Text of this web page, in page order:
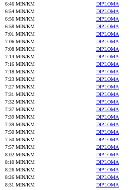
6:46 MIN/KM
DIPLOMA
6:54 MIN/KM
DIPLOMA
6:56 MIN/KM
DIPLOMA
6:58 MIN/KM
DIPLOMA
7:01 MIN/KM
DIPLOMA
7:06 MIN/KM
DIPLOMA
7:08 MIN/KM
DIPLOMA
7:14 MIN/KM
DIPLOMA
7:16 MIN/KM
DIPLOMA
7:18 MIN/KM
DIPLOMA
7:23 MIN/KM
DIPLOMA
7:27 MIN/KM
DIPLOMA
7:31 MIN/KM
DIPLOMA
7:32 MIN/KM
DIPLOMA
7:37 MIN/KM
DIPLOMA
7:39 MIN/KM
DIPLOMA
7:39 MIN/KM
DIPLOMA
7:50 MIN/KM
DIPLOMA
7:50 MIN/KM
DIPLOMA
7:57 MIN/KM
DIPLOMA
8:02 MIN/KM
DIPLOMA
8:10 MIN/KM
DIPLOMA
8:26 MIN/KM
DIPLOMA
8:26 MIN/KM
DIPLOMA
8:31 MIN/KM DIPLOMA